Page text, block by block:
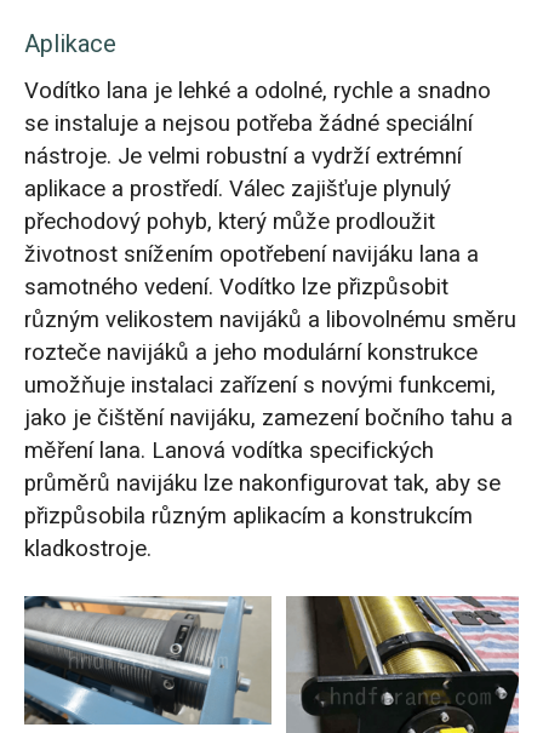
Aplikace
Vodítko lana je lehké a odolné, rychle a snadno
se instaluje a nejsou potřeba žádné speciální
nástroje. Je velmi robustní a vydrží extrémní
aplikace a prostředí. Válec zajišťuje plynulý
přechodový pohyb, který může prodloužit
životnost snížením opotřebení navijáku lana a
samotného vedení. Vodítko lze přizpůsobit
různým velikostem navijáků a libovolnému směru
rozteče navijáků a jeho modulární konstrukce
umožňuje instalaci zařízení s novými funkcemi,
jako je čištění navijáku, zamezení bočního tahu a
měření lana. Lanová vodítka specifických
průměrů navijáku lze nakonfigurovat tak, aby se
přizpůsobila různým aplikacím a konstrukcím
kladkostroje.